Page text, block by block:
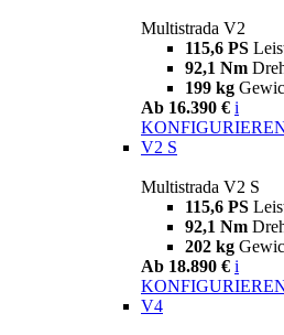
Multistrada V2
115,6 PS
92,1 Nm
199 kg
Ab 16.390 € i
V2 S
Multistrada V2 S
115,6 PS
92,1 Nm
202 kg
Ab 18.890 € i
V4